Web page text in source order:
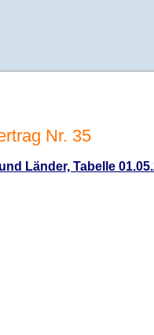
Nr. 35
Länder, Tabelle